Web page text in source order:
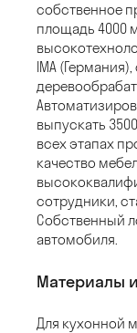
собственное
площадь 4000
IMA
выпускать
всех этапах
качество
сотрудники,
Собственный
автомобиля.
Материалы
Для кухонной